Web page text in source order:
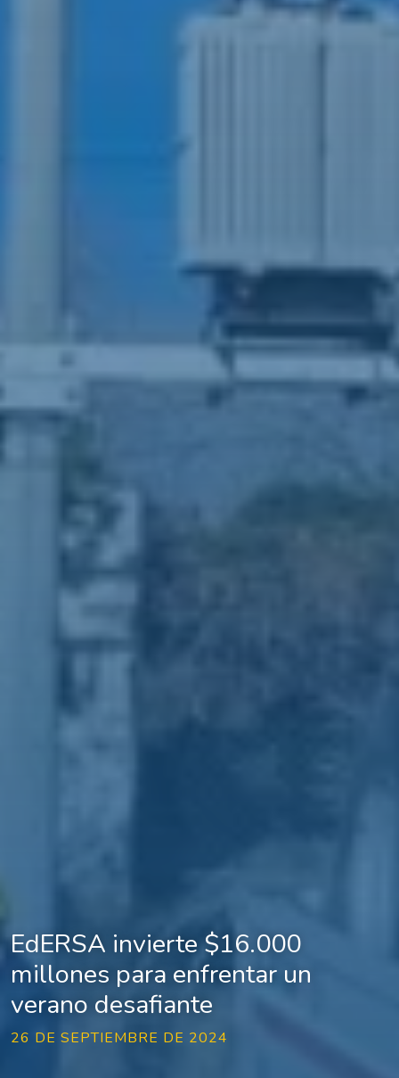
EdERSA invierte $16.000
millones para enfrentar un
verano desafiante
26 DE SEPTIEMBRE DE 2024